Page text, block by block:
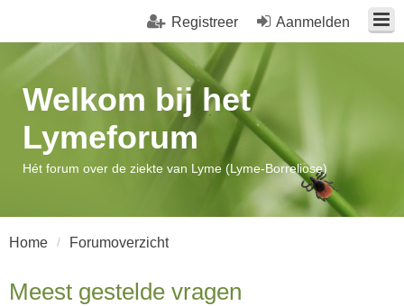
Aanmelden
Registreer
Welkom bij het
Lymeforum
Hét forum over de ziekte van Lyme (Lyme-Borreliose)
Home Forumoverzicht
Meest gestelde vragen